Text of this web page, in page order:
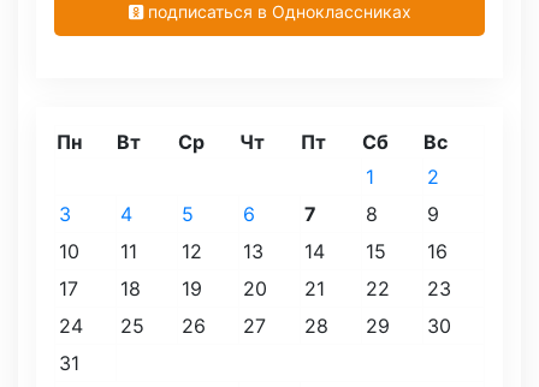
подписаться в Одноклассниках
Пн Вт Ср Чт Пт Сб Вс
1
2
3
4 5 6 7 8
9
10
11 12 13 14 15
16
17
18 19 20 21 22
23
24
25 26 27 28 29
30
31